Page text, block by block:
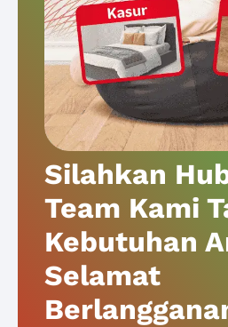
Silahkan
Team Kami
Kebutuhan
Selamat